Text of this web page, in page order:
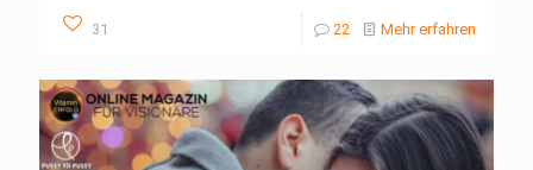
31 22 Mehr erfahren